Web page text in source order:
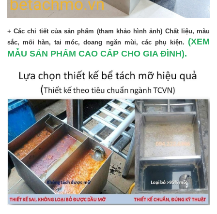
+ Các chi tiết của sản phẩm (tham khảo hình ảnh) Chất liệu, màu
sắc, mối hàn, tai móc, doang ngăn mùi, các phụ kiện. (XEM
MẪU SẢN PHẨM CAO CẤP CHO GIA ĐÌNH).